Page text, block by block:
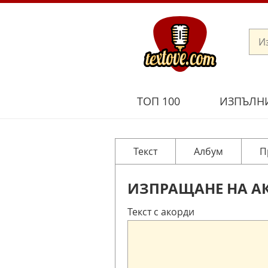
ТОП 100
Текст Албум
ИЗПРАЩАНЕ НА
Текст с акорди